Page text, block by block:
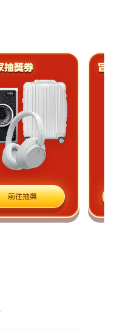
抽獎券
前往抽獎
冒